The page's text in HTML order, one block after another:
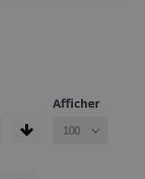
Afficher